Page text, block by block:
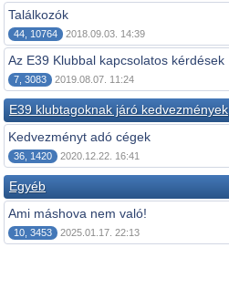
Találkozók
44, 10764 2018.09.03. 14:39
Az E39 Klubbal kapcsolatos kérdések
7, 3083 2019.08.07. 11:24
E39 klubtagoknak járó kedvezmények
Kedvezményt adó cégek
36, 1420 2020.12.22. 16:41
Egyéb
Ami máshova nem való!
10, 3453 2025.01.17. 22:13